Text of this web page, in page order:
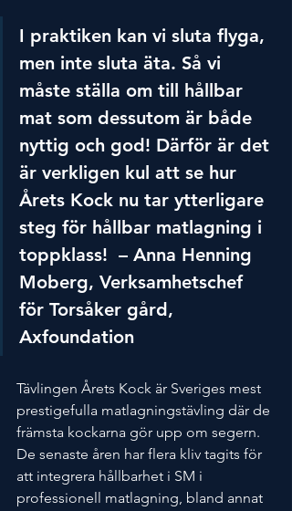
I praktiken kan vi sluta flyga,
men inte sluta äta. Så vi
måste ställa om till hållbar
mat som dessutom är både
nyttig och god! Därför är det
är verkligen kul att se hur
Årets Kock nu tar ytterligare
steg för hållbar matlagning i
toppklass!  – Anna Henning
Moberg, Verksamhetschef
för Torsåker gård,
Axfoundation
Tävlingen Årets Kock är Sveriges mest
prestigefulla matlagningstävling där de
främsta kockarna gör upp om segern.
De senaste åren har flera kliv tagits för
att integrera hållbarhet i SM i
professionell matlagning, bland annat